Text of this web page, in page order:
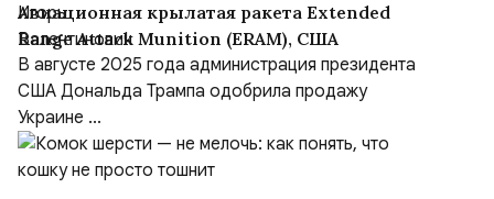
Авиационная крылатая ракета Extended
Range Attack Munition (ERAM), США
В августе 2025 года администрация президента
США Дональда Трампа одобрила продажу
Украине ...